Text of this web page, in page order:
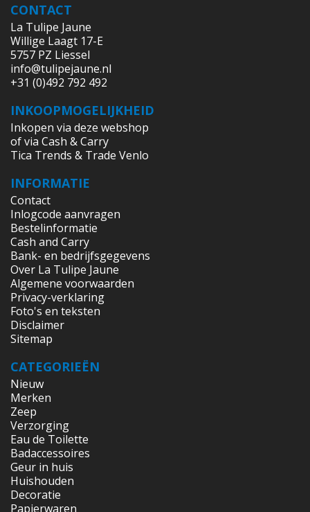
CONTACT
La Tulipe Jaune
Willige Laagt 17-E
5757 PZ Liessel
info@tulipejaune.nl
+31 (0)492 792 492
INKOOPMOGELIJKHEID
Inkopen via deze webshop
of via Cash & Carry
Tica Trends & Trade Venlo
INFORMATIE
Contact
Inlogcode aanvragen
Bestelinformatie
Cash and Carry
Bank- en bedrijfsgegevens
Over La Tulipe Jaune
Algemene voorwaarden
Privacy-verklaring
Foto's en teksten
Disclaimer
Sitemap
CATEGORIEËN
Nieuw
Merken
Zeep
Verzorging
Eau de Toilette
Badaccessoires
Geur in huis
Huishouden
Decoratie
Papierwaren